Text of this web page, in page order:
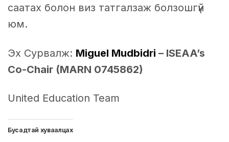
саатах болон виз татгалзаж болзошгүй
юм.
Эх Сурвалж: Miguel Mudbidri – ISEAA’s
Co-Chair (MARN 0745862)
United Education Team
Бусадтай хуваалцах